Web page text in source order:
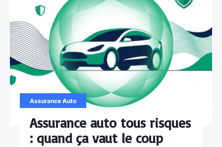
Assurance Auto
Assurance auto tous risques
: quand ça vaut le coup